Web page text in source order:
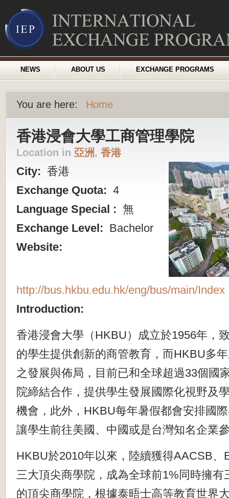
NEWS ABOUT US EXCHANGE PROGRAMS
You are here: Home
香港浸會大學工商管理學院
Location in 亞洲, 香港
City: 香港
Exchange Quota: 4
Language Special : 無
Exchange Level: Bachelor
Website:
http://bus.hkbu.edu.hk/eng/bus/main/Index
Introduction:
香港浸會大學（HKBU）成立於1956年，
的學生提供創新的商管教育，而HKBU多
之發展與佈局，目前已和全球超過33個國
院締結合作， 提供學生發展國際化視野及
機會，此外，HKBU每年暑假都會安排國
讓學生前往美國、中國或是台灣知名企業
HKBU於2010年以來，陸續獲得AACSB、
三大頂尖商學院，成為全球前1%同時擁有
的頂尖商學院，根據泰晤士高等教育世界